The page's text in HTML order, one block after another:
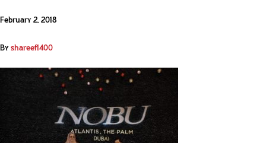
February 2, 2018
Byshareef1400